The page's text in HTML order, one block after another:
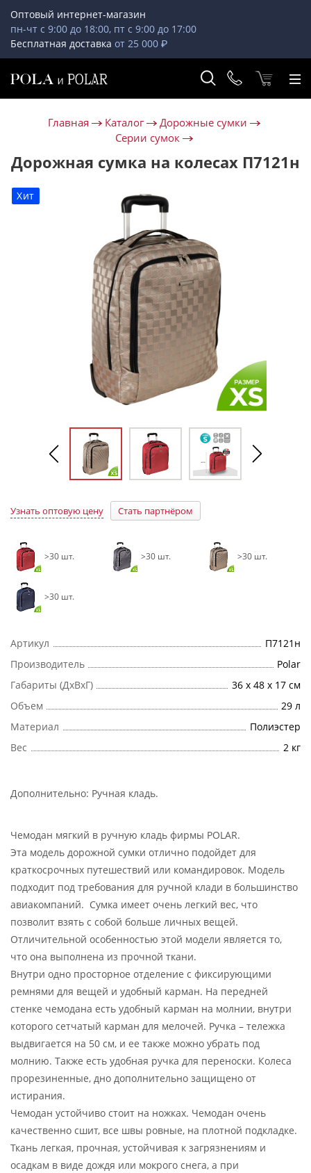
Оптовый интернет-магазин
пн-чт с 9:00 до 18:00, пт с 9:00 до 17:00
Бесплатная доставка от 25 000 ₽
Главная Каталог
Дорожные сумки
Серии сумок
Дорожная сумка на колесах П7121н
Хит
Узнать оптовую цену Стать партнёром
>30 шт. >30 шт. >30 шт.
>30 шт.
Артикул
П7121н
Производитель
Polar
Габариты (ДхВхГ)
36 х 48 х 17 см
Объем
29 л
Материал
Полиэстер
Вес
2 кг
Дополнительно: Ручная кладь.
Чемодан мягкий в ручную кладь фирмы POLAR.
Эта модель дорожной сумки отлично подойдет для
краткосрочных путешествий или командировок. Модель
подходит под требования для ручной клади в большинство
авиакомпаний. Сумка имеет очень легкий вес, что
позволит взять с собой больше личных вещей.
Отличительной особенностью этой модели является то,
что она выполнена из прочной ткани.
Внутри одно просторное отделение с фиксирующими
ремнями для вещей и удобный карман. На передней
стенке чемодана есть удобный карман на молнии, внутри
которого сетчатый карман для мелочей. Ручка – тележка
выдвигается на 50 см, и ее также можно убрать под
молнию. Также есть удобная ручка для переноски. Колеса
прорезиненные, дно дополнительно защищено от
истирания.
Чемодан устойчиво стоит на ножках. Чемодан очень
качественно сшит, все швы ровные, на плотной подкладке.
Ткань легкая, прочная, устойчивая к загрязнениям и
осадкам в виде дождя или мокрого снега, а при